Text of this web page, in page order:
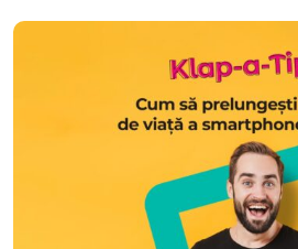
laptopuri până la tablete,
intimidantă. Dar nu-ți face griji!
super utile să te ajute să găsești